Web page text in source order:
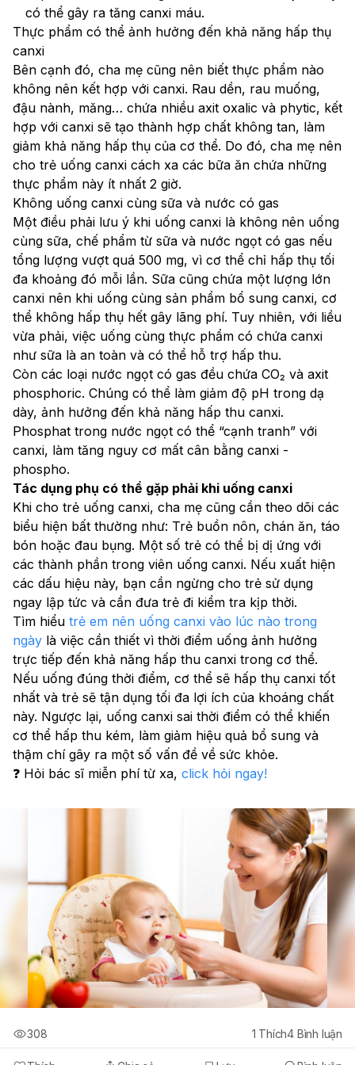
có thể gây ra tăng canxi máu.
Thực phẩm có thể ảnh hưởng đến khả năng hấp thụ
canxi
Bên cạnh đó, cha mẹ cũng nên biết thực phẩm nào
không nên kết hợp với canxi. Rau dền, rau muống,
đậu nành, măng… chứa nhiều axit oxalic và phytic, kết
hợp với canxi sẽ tạo thành hợp chất không tan, làm
giảm khả năng hấp thụ của cơ thể. Do đó, cha mẹ nên
cho trẻ uống canxi cách xa các bữa ăn chứa những
thực phẩm này ít nhất 2 giờ.
Không uống canxi cùng sữa và nước có gas
Một điều phải lưu ý khi uống canxi là không nên uống
cùng sữa, chế phẩm từ sữa và nước ngọt có gas nếu
tổng lượng vượt quá 500 mg, vì cơ thể chỉ hấp thụ tối
đa khoảng đó mỗi lần. Sữa cũng chứa một lượng lớn
canxi nên khi uống cùng sản phẩm bổ sung canxi, cơ
thể không hấp thụ hết gây lãng phí. Tuy nhiên, với liều
vừa phải, việc uống cùng thực phẩm có chứa canxi
như sữa là an toàn và có thể hỗ trợ hấp thu.
Còn các loại nước ngọt có gas đều chứa CO₂ và axit
phosphoric. Chúng có thể làm giảm độ pH trong dạ
dày, ảnh hưởng đến khả năng hấp thu canxi.
Phosphat trong nước ngọt có thể “cạnh tranh” với
canxi, làm tăng nguy cơ mất cân bằng canxi -
phospho.
Tác dụng phụ có thể gặp phải khi uống canxi
Khi cho trẻ uống canxi, cha mẹ cũng cần theo dõi các
biểu hiện bất thường như: Trẻ buồn nôn, chán ăn, táo
bón hoặc đau bụng. Một số trẻ có thể bị dị ứng với
các thành phần trong viên uống canxi. Nếu xuất hiện
các dấu hiệu này, bạn cần ngừng cho trẻ sử dụng
ngay lập tức và cần đưa trẻ đi kiểm tra kịp thời.
Tìm hiểu trẻ em nên uống canxi vào lúc nào trong
ngày ​ là việc cần thiết vì thời điểm uống ảnh hưởng
trực tiếp đến khả năng hấp thu canxi trong cơ thể.
Nếu uống đúng thời điểm, cơ thể sẽ hấp thụ canxi tốt
nhất và trẻ sẽ tận dụng tối đa lợi ích của khoáng chất
này. Ngược lại, uống canxi sai thời điểm có thể khiến
cơ thể hấp thu kém, làm giảm hiệu quả bổ sung và
thậm chí gây ra một số vấn đề về sức khỏe.
❓ Hỏi bác sĩ miễn phí từ xa, click hỏi ngay!
308 1 Thích4 Bình luận